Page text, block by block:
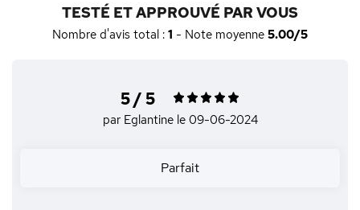
TESTÉ ET APPROUVÉ PAR VOUS
Nombre d'avis total : 1 - Note moyenne 5.00/5
5 / 5
par Eglantine le 09-06-2024
Parfait